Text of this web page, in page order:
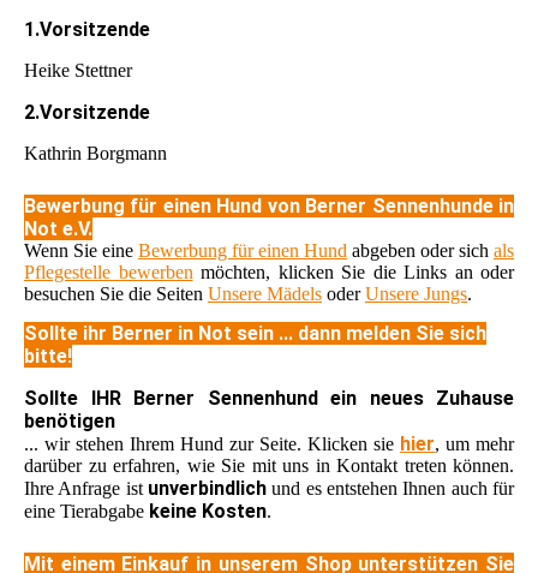
1.Vorsitzende
Heike Stettner
2.Vorsitzende
Kathrin Borgmann
Bewerbung für einen Hund von Berner Sennenhunde in
Not e.V.
Wenn Sie eine Bewerbung für einen Hund abgeben oder sich als
Pflegestelle bewerben möchten, klicken Sie die Links an oder
besuchen Sie die Seiten Unsere Mädels oderUnsere Jungs.
Sollte ihr Berner in Not sein ... dann melden Sie sich
bitte!
Sollte IHR Berner Sennenhund ein neues Zuhause
benötigen
... wir stehen Ihrem Hund zur Seite. Klicken sie hier, um mehr
darüber zu erfahren, wie Sie mit uns in Kontakt treten können.
Ihre Anfrage ist unverbindlich und es entstehen Ihnen auch für
eine Tierabgabe keine Kosten.
Mit einem Einkauf in unserem Shop unterstützen Sie